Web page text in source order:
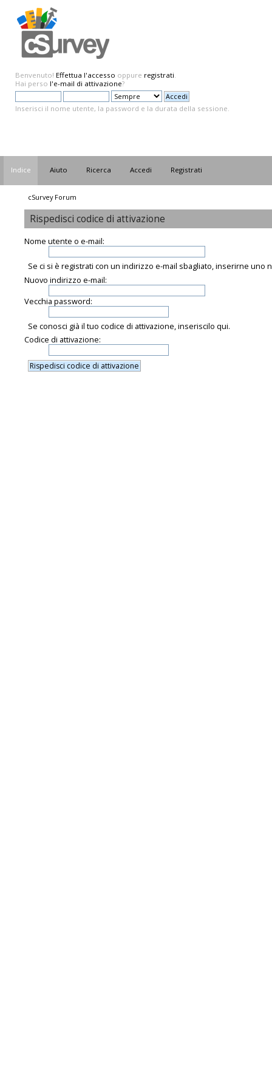
Benvenuto! Effettua l'accesso oppure registrati.
Hai perso l'e-mail di attivazione?
Inserisci il nome utente, la password e la durata della sessione.
Indice Aiuto Ricerca Accedi Registrati
cSurvey Forum
Rispedisci codice di attivazione
Nome utente o e-mail:
Se ci si è registrati con un indirizzo e-mail sbagliato, inserirne uno
Nuovo indirizzo e-mail:
Vecchia password:
Se conosci già il tuo codice di attivazione, inseriscilo qui.
Codice di attivazione: